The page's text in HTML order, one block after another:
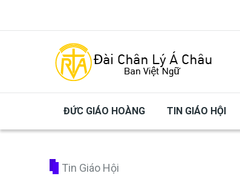
ĐỨC GIÁO HOÀNG TIN GIÁO HỘI
Tin Giáo Hội